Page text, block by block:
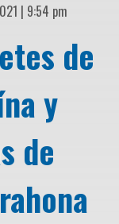
| 9:54 pm
de
y
de